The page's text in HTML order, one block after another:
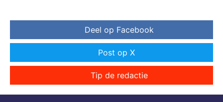
Deel op Facebook
Post op X
Tip de redactie